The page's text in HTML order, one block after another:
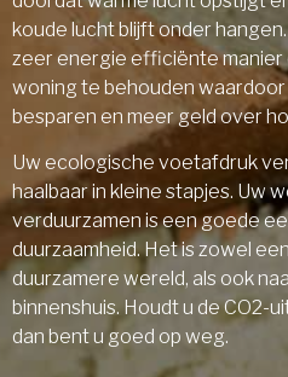
koude lucht blijft onder
zeer energie efficiënte manier
woning te behouden
besparen en meer geld over
Uw ecologische voetafdruk
haalbaar in kleine stapjes. Uw
verduurzamen is een goede
duurzaamheid. Het is zowel
duurzamere wereld, als ook
binnenshuis. Houdt u de CO2-
dan bent u goed op weg.